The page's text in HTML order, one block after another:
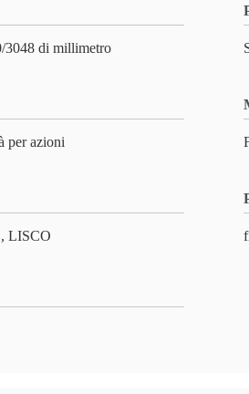
3048 di millimetro
per azioni
LISCO